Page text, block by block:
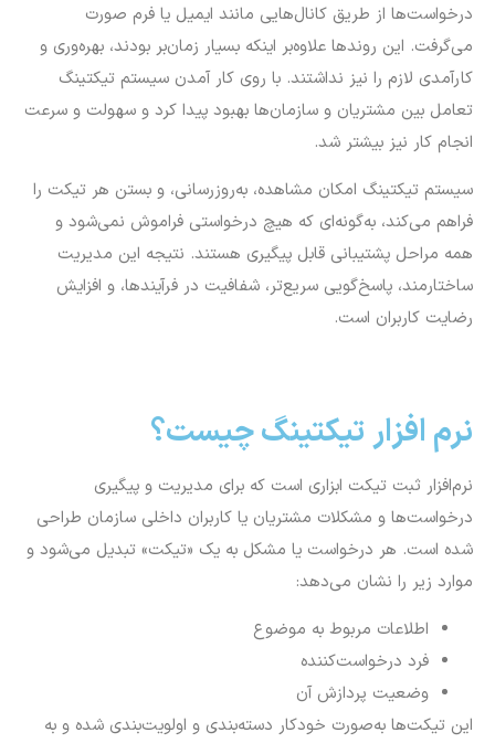
درخواست‌ها از طریق کانال‌هایی مانند ایمیل یا فرم صورت
می‌گرفت. این روندها علاوه‌بر اینکه بسیار زمان‌بر بودند، بهره‌وری و
کارآمدی لازم را نیز نداشتند. با روی کار آمدن سیستم تیکتینگ
تعامل بین مشتریان و سازمان‌ها بهبود پیدا کرد و سهولت و سرعت
انجام کار نیز بیشتر شد.
سیستم تیکتینگ امکان مشاهده، به‌روزرسانی، و بستن هر تیکت را
فراهم می‌کند، به‌گونه‌ای که هیچ درخواستی فراموش نمی‌شود و
همه مراحل پشتیبانی قابل پیگیری هستند. نتیجه این مدیریت
ساختارمند، پاسخ‌گویی سریع‌تر، شفافیت در فرآیندها، و افزایش
رضایت کاربران است.
نرم افزار تیکتینگ چیست؟
نرم‌افزار ثبت تیکت ابزاری است که برای مدیریت و پیگیری
درخواست‌ها و مشکلات مشتریان یا کاربران داخلی سازمان طراحی
شده است. هر درخواست یا مشکل به یک «تیکت» تبدیل می‌شود و
موارد زیر را نشان می‌دهد:
اطلاعات مربوط به موضوع
فرد درخواست‌کننده
وضعیت پردازش آن
این تیکت‌ها به‌صورت خودکار دسته‌بندی و اولویت‌بندی شده و به